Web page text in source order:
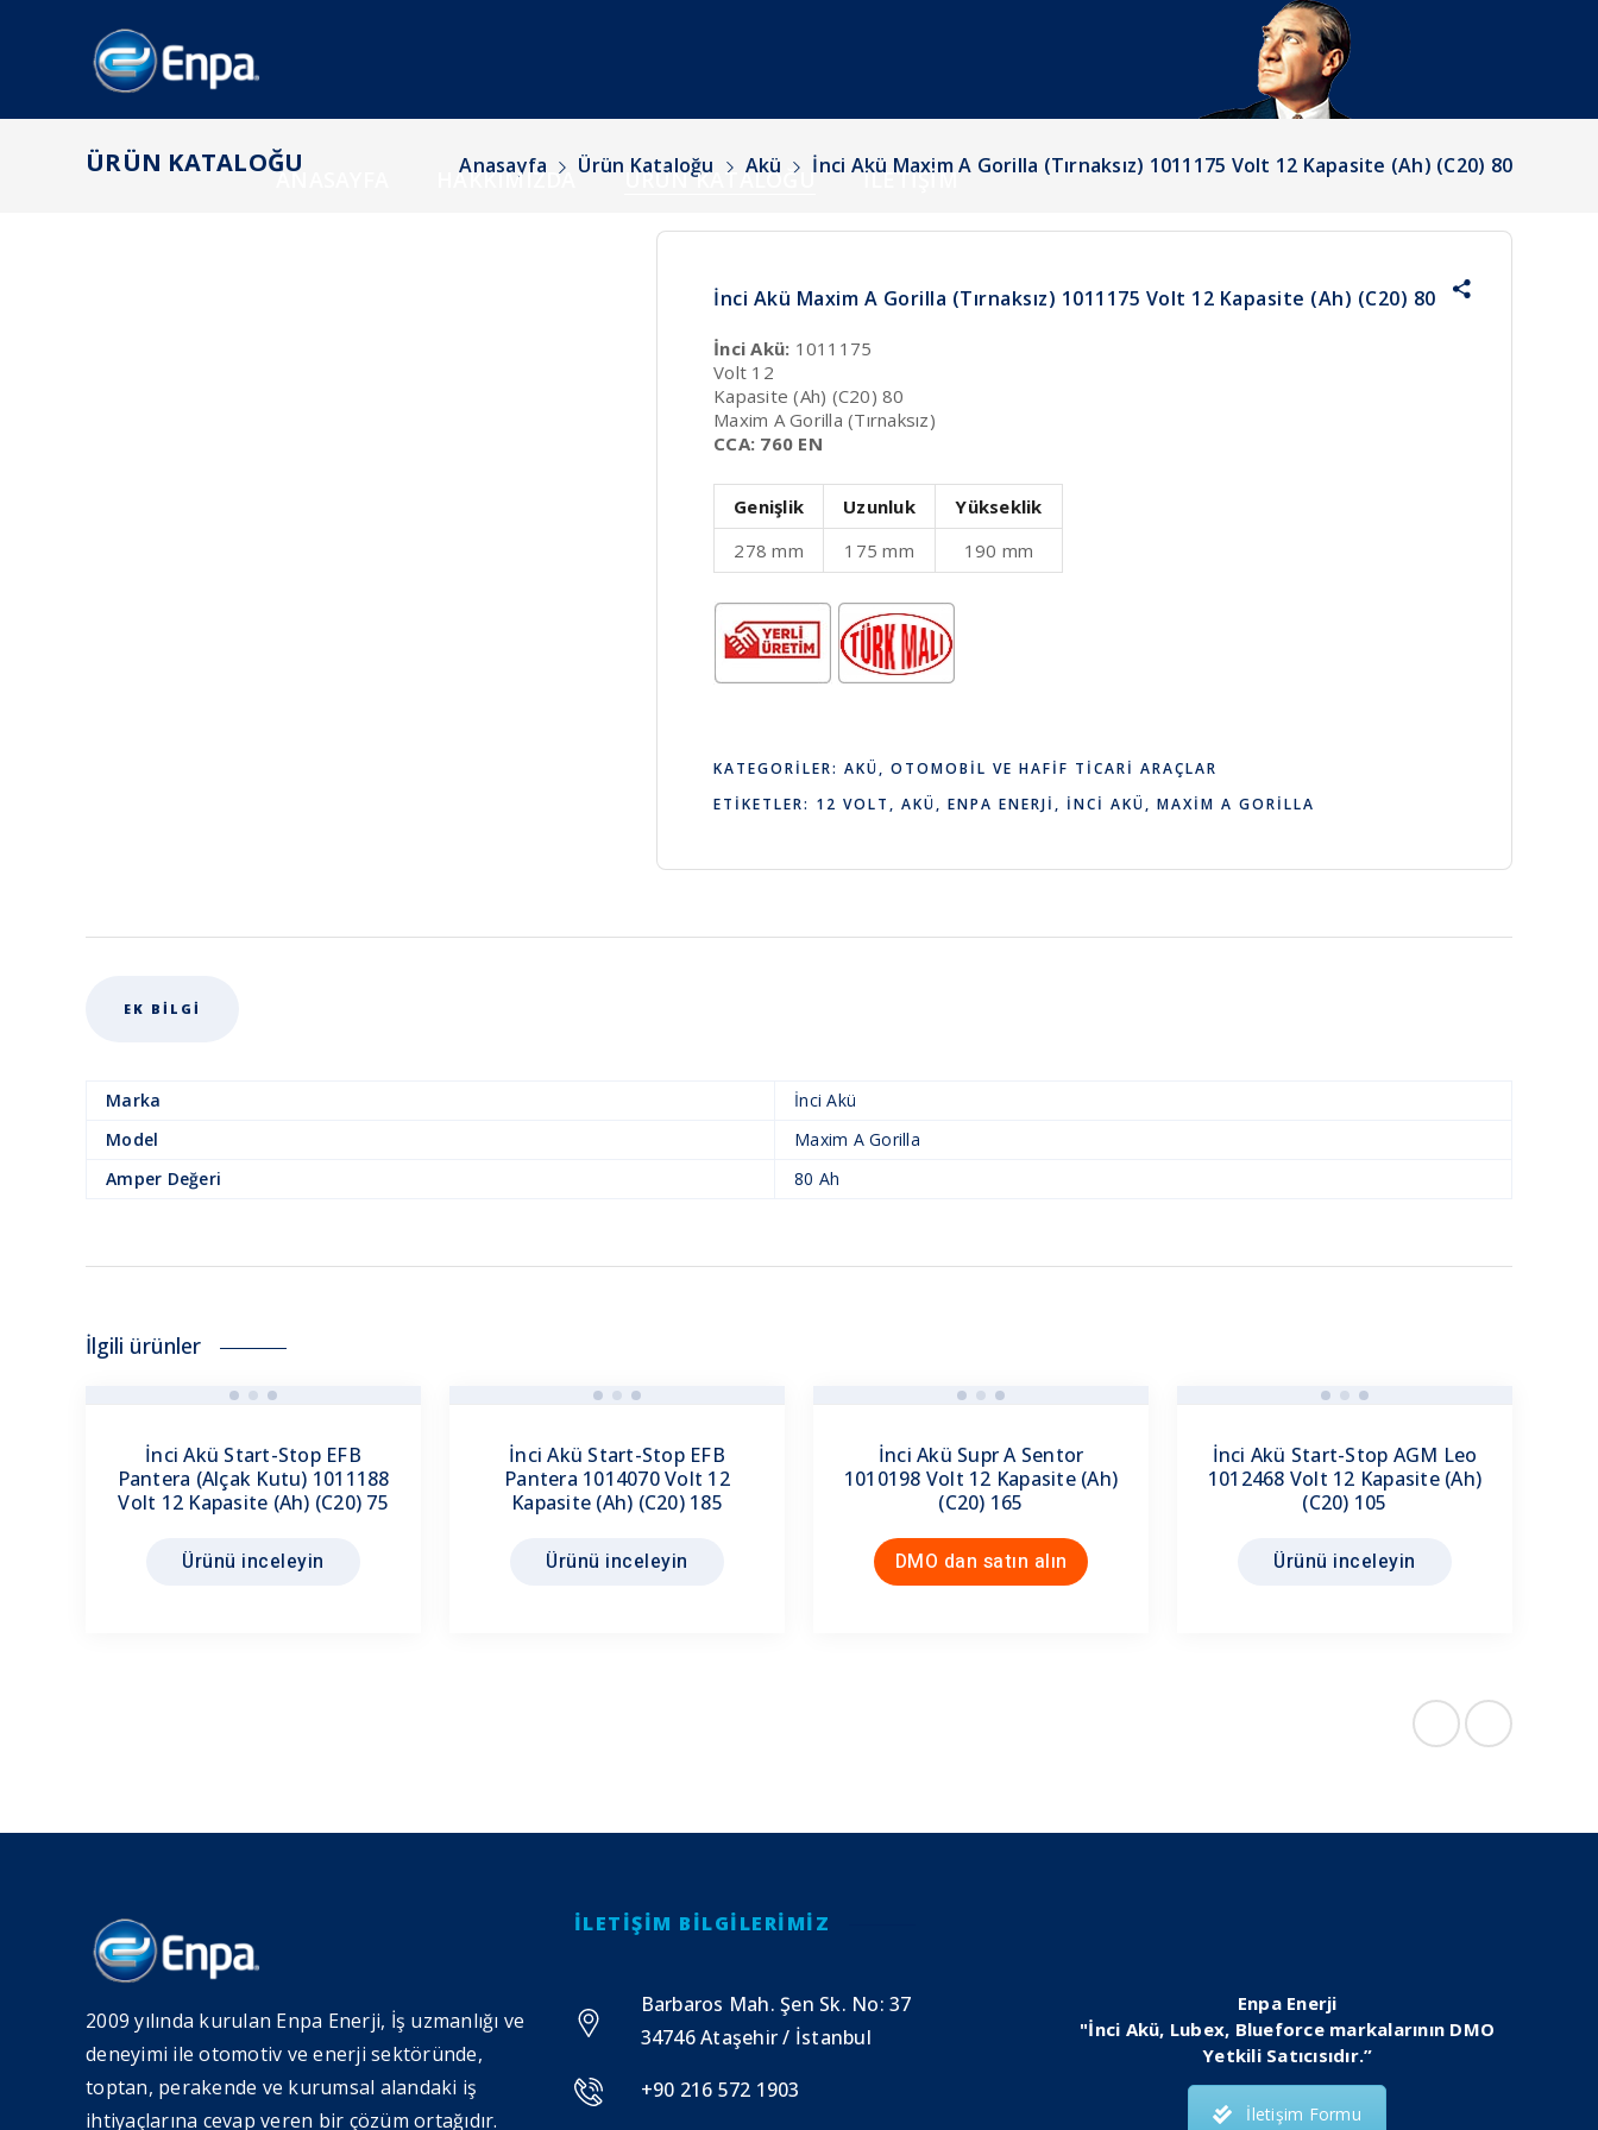
ANASAYFA HAKKIMIZDA ÜRÜN KATALOĞU İLETIŞIM
ÜRÜN KATALOĞU Anasayfa Ürün Kataloğu Akü İnci Akü Maxim A Gorilla (Tırnaksız) 1011175 Volt 12 Kapasite (Ah) (C20) 80
İnci Akü Maxim A Gorilla (Tırnaksız) 1011175 Volt 12 Kapasite (Ah) (C20) 80
İnci Akü: 1011175
Volt 12
Kapasite (Ah) (C20) 80
Maxim A Gorilla (Tırnaksız)
CCA: 760 EN
Genişlik Uzunluk
Yükseklik
278 mm
175 mm 190 mm
KATEGORILER: AKÜ, OTOMOBIL VE HAFIF TICARI ARAÇLAR
ETIKETLER: 12 VOLT , AKÜ, ENPA ENERJI , İNCI AKÜ, MAXIM A GORILLA
EK BILGI
Marka
İnci Akü
Model
Maxim A Gorilla
Amper Değeri
80 Ah
İlgili ürünler
İnci Akü Start-Stop EFB
Pantera (Alçak Kutu) 1011188
Volt 12 Kapasite (Ah) (C20) 75
Ürünü inceleyin
İnci Akü Start-Stop EFB
Pantera 1014070 Volt 12
Kapasite (Ah) (C20) 185
Ürünü inceleyin
İnci Akü Supr A Sentor
1010198 Volt 12 Kapasite (Ah)
(C20) 165
DMO dan satın alın
İnci Akü Start-Stop AGM Leo
1012468 Volt 12 Kapasite (Ah)
(C20) 105
Ürünü inceleyin
2009 yılında kurulan Enpa Enerji, İş uzmanlığı ve
deneyimi ile otomotiv ve enerji sektöründe,
toptan, perakende ve kurumsal alandaki iş
ihtiyaçlarına cevap veren bir çözüm ortağıdır.
İLETIŞIM BILGILERIMIZ
Barbaros Mah. Şen Sk. No: 37
34746 Ataşehir / İstanbul
+90 216 572 1903
Enpa Enerji
"İnci Akü, Lubex, Blueforce markalarının DMO
Yetkili Satıcısıdır.”
İletişim Formu